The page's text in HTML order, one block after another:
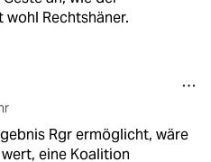
Rechtshäner.
Rgr ermöglicht, wäre
eine Koalition